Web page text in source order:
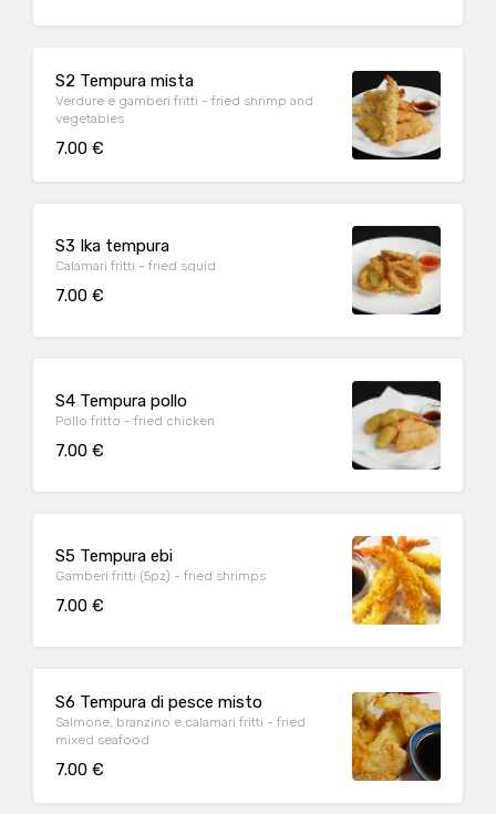
S2 Tempura mista
Verdure e gamberi fritti - fried shrimp and
vegetables
7.00 €
S3 Ika tempura
Calamari fritti - fried squid
7.00 €
S4 Tempura pollo
Pollo fritto - fried chicken
7.00 €
S5 Tempura ebi
Gamberi fritti (5pz) - fried shrimps
7.00 €
S6 Tempura di pesce misto
Salmone, branzino e calamari fritti - fried
mixed seafood
7.00 €